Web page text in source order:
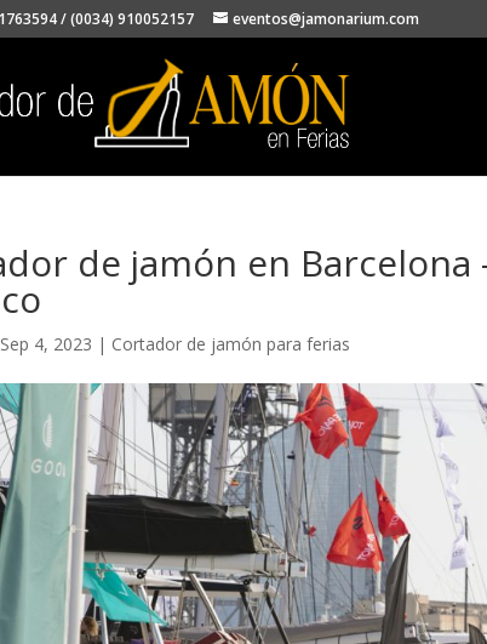
/(0034) 910052157 eventos@jamonarium.com
de jamón en Barcelona
Sep 4, 2023 | Cortador de jamón para ferias